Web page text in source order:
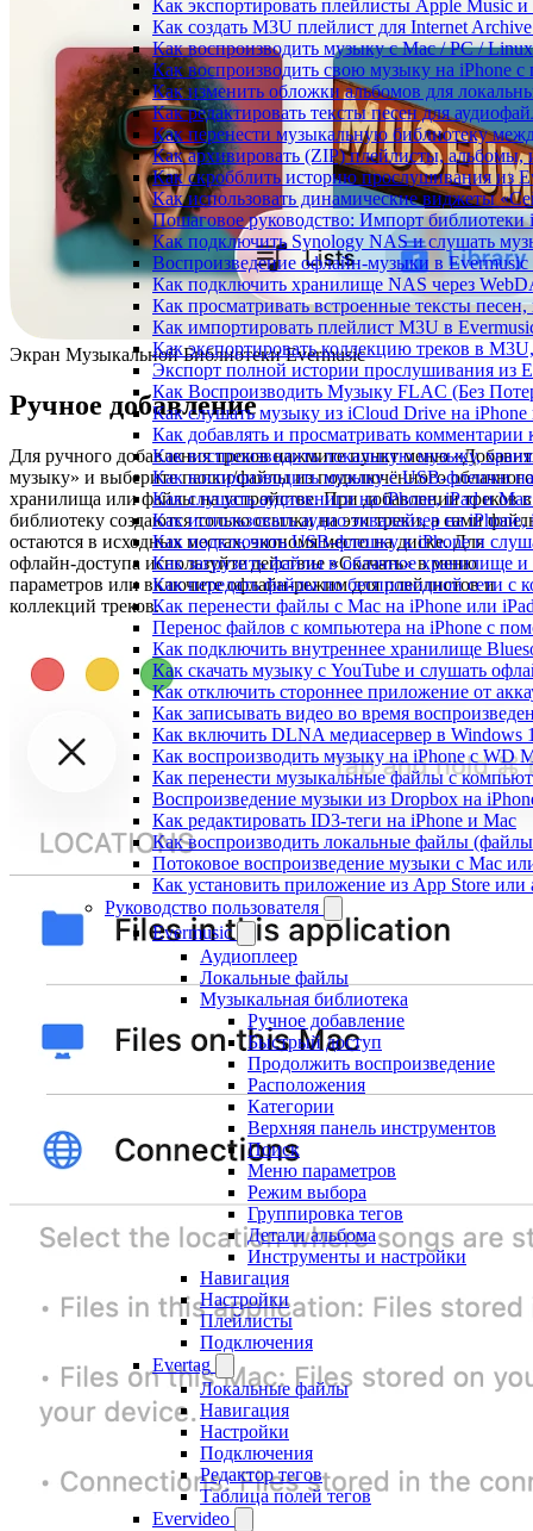
Как экспортировать плейлисты Apple Music
Как создать M3U плейлист для Internet
Как воспроизводить музыку с Mac / PC /
Как воспроизводить свою музыку на iPhone
Как изменить обложки альбомов для
Как редактировать тексты песен для
Как перенести музыкальную библиотеку
Как архивировать (ZIP) плейлисты, альбомы,
Как скробблить историю прослушивания из
Как использовать динамические виджеты
Пошаговое руководство: Импорт библиотеки
Как подключить Synology NAS и слушать
Воспроизведение офлайн-музыки в
Как подключить хранилище NAS через
Как просматривать встроенные тексты
Как импортировать плейлист M3U в
Как экспортировать коллекцию треков в
Экспорт полной истории прослушивания из
Как Воспроизводить Музыку FLAC (Без
Как слушать музыку из iCloud Drive на
Как добавлять и просматривать
Как воспроизводить локальную музыку,
Как воспроизводить музыку с USB-флешки
Как слушать аудиокниги на iPhone, iPad и
Как использовать аудио эквалайзер на
Как подключить USB-флешку к iPhone и
Как загрузить файлы в облачное хранилище
Как передать файлы по беспроводной сети
Как перенести файлы с Mac на iPhone или
Перенос файлов с компьютера на iPhone с
Как подключить внутреннее хранилище
Как скачать музыку с YouTube и слушать
Как отключить стороннее приложение от
Как записывать видео во время
Как включить DLNA медиасервер в Windows
Как воспроизводить музыку на iPhone с WD
Как перенести музыкальные файлы с
Воспроизведение музыки из Dropbox на
Как редактировать ID3-теги на iPhone и Mac
Как воспроизводить локальные файлы
Потоковое воспроизведение музыки с Mac
Как установить приложение из App Store
Руководство пользователя
Evermusic
Аудиоплеер
Локальные файлы
Музыкальная библиотека
Ручное добавление
Быстрый доступ
Продолжить воспроизведение
Расположения
Категории
Верхняя панель инструментов
Поиск
Меню параметров
Режим выбора
Группировка тегов
Детали альбома
Инструменты и настройки
Навигация
Настройки
Плейлисты
Подключения
Evertag
Локальные файлы
Навигация
Настройки
Подключения
Редактор тегов
Таблица полей тегов
Evervideo
Экран Музыкальной Библиотеки Evermusic
Ручное добавление
Для ручного добавления треков нажмите пункт меню
музыку» и выберите папки/файлы из подключённого облачного
хранилища или файлы на устройстве. При добавлении треков в
библиотеку создаются только ссылки на эти треки, а сами
остаются в исходных местах, экономя место на диске. Для
офлайн-доступа используйте действие «Скачать» в меню
параметров или включите офлайн-режим для плейлистов и
коллекций треков.